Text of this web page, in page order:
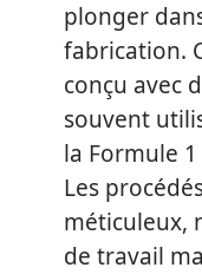
plonger
fabrication.
conçu avec
souvent
la Formule
Les
méticuleux,
de travail